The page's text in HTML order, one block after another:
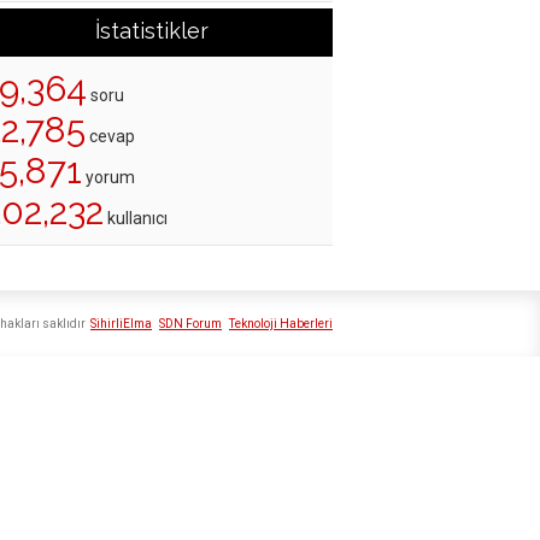
İstatistikler
soru
cevap
yorum
kullanıcı
SihirliElma SDN Forum Teknoloji Haberleri
saklıdır